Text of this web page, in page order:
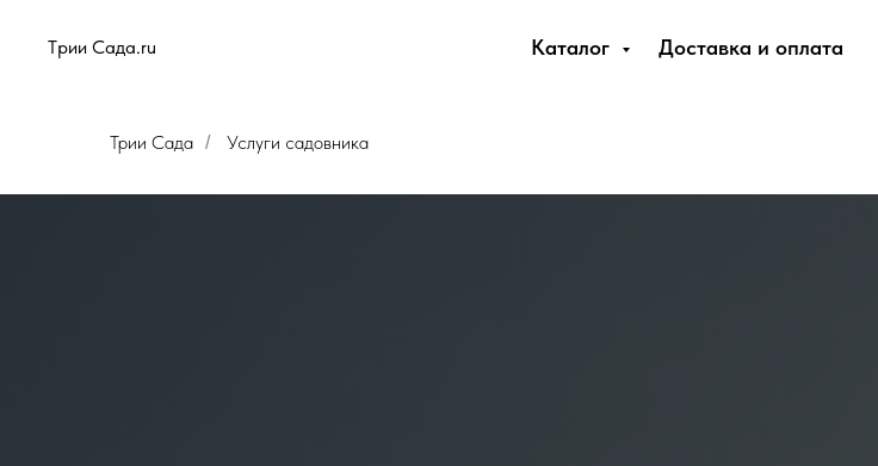
Tрии Сада.ru Каталог Доставка и оплата
Трии Сада / Услуги садовника